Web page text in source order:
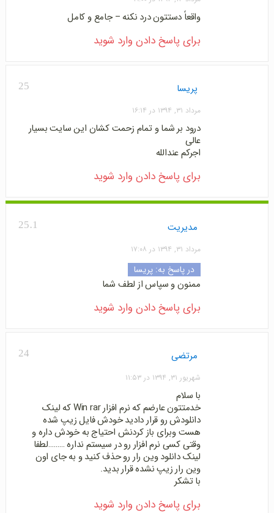
واقعاً دستتون درد نکنه – جامع و کامل
برای پاسخ دادن وارد شوید
25 پریسا
مرداد ۳۱, ۱۳۹۴ در ۱۶:۱۴
درود بر شما و تمام زحمت کشان این سایت بسیار
عالی
اجرکم عندالله
برای پاسخ دادن وارد شوید
25.1 مدیریت
مرداد ۳۱, ۱۳۹۴ در ۱۷:۰۸
در پاسخ به: پریسا
ممنون و سپاس از لطف شما
برای پاسخ دادن وارد شوید
24 مرتضی
شهریور ۳۱, ۱۳۹۴ در ۱۱:۵۳
با سلام
خدمتتون عارضم که نرم افزار Win rar که لینک
دانلودش رو قرار دادید خودش فایل زیپ شده
هست وبرای باز کردنش احتیاج به خودش داره و
وقتی کسی نرم افزار رو در سیستم نداره ………لطفا
لینک دانلود وین رار رو حذف کنید و به جای اون
وین رار زیپ نشده قرار بدید.
با تشکر
برای پاسخ دادن وارد شوید